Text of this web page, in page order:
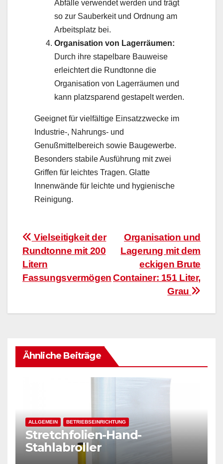
Abfälle verwendet werden und trägt
so zur Sauberkeit und Ordnung am
Arbeitsplatz bei.
Organisation von Lagerräumen:
Durch ihre stapelbare Bauweise
erleichtert die Rundtonne die
Organisation von Lagerräumen und
kann platzsparend gestapelt werden.
Geeignet für vielfältige Einsatzzwecke im
Industrie-, Nahrungs- und
Genußmittelbereich sowie Baugewerbe.
Besonders stabile Ausführung mit zwei
Griffen für leichtes Tragen. Glatte
Innenwände für leichte und hygienische
Reinigung.
Beitragsnavigation
Organisation und
Lagerung mit dem
eckigen Brute
Container: 151 Liter,
Grau
Vielseitigkeit der
Rundtonne mit 200
Litern
Fassungsvermögen
Ähnliche Beiträge
ALLGEMEIN BETRIEBSEINRICHTUNG
Stretchfolien-Hand-
Stahlabroller